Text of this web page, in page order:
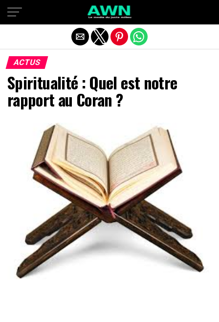
ACTUS
Spiritualité : Quel est notre
rapport au Coran ?
Quitter la version mobile